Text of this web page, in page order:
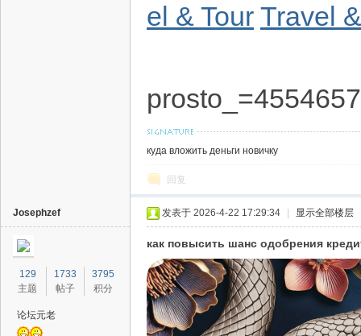
el & Tour Travel
куда вложить деньги новичку
回复
Josephzef
129
主题
1733
帖子
3795
积分
论坛元老
发表于 2026-4-22 17:29:34 显示全部楼层
как повысить шанс одобрения